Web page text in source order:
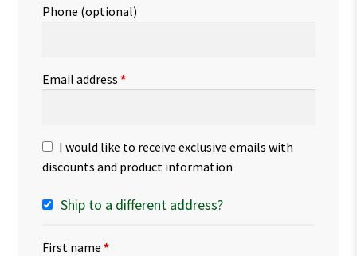
Phone (optional)
Email address *
I would like to receive exclusive emails with
discounts and product information
Ship to a different address?
First name *